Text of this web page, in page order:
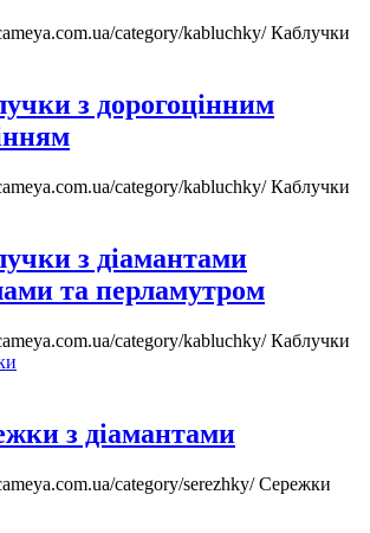
category/kabluchky/Каблучки
з дорогоцінним
category/kabluchky/Каблучки
з діамантами
та перламутром
category/kabluchky/Каблучки
з діамантами
category/serezhky/Сережки